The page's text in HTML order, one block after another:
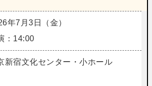
年7月3日（金）
：14:00
新宿文化センター・小ホール